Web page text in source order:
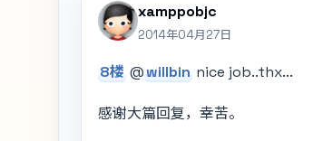
xamppobjc
2014年04月27日
8楼 @willbin nice job..thx...
感谢大篇回复，幸苦。